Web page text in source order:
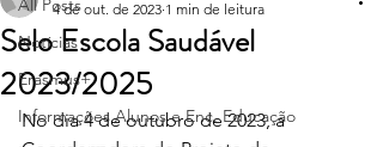
All Posts
Notícias
Erasmus+
Informações Alunos e Enc. Educação
Selo Escola Saudável
2023/2025
4 de out. de 2023 1 min de leitura
No dia 4 de outubro de 2023, a